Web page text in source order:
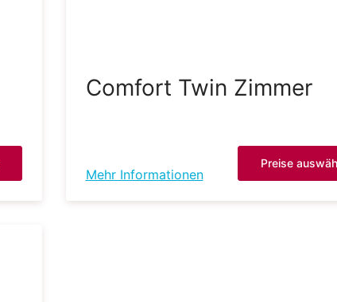
Comfort Twin Zimmer
Mehr Informationen
Preise